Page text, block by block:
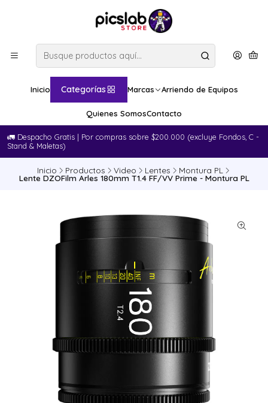
Inicio Categorías Marcas Arriendo de Equipos
Quienes SomosContacto
🚛​ Despacho Gratis | Por compras sobre $200.000 (excluye Fondos, C -
Stand & Maletas)
Inicio Productos Video Lentes Montura PL
Lente DZOFilm Arles 180mm T1.4 FF/VV Prime - Montura PL